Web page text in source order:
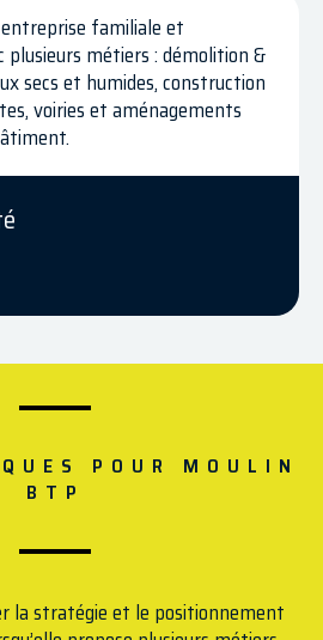
familiale et
plusieurs métiers : démolition &
secs et humides, construction
voiries et aménagements
POUR MOULIN
BTP
la stratégie et le positionnement